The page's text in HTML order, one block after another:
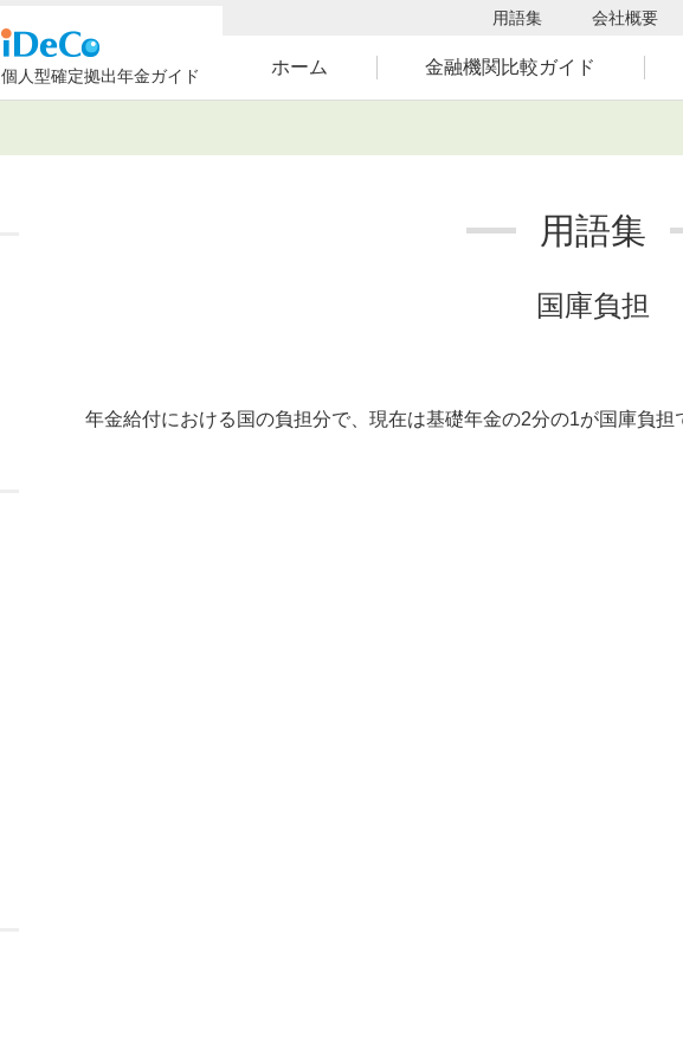
個人型確定拠出年金ガイド
用語集 会社概要
ホーム 金融機関比較ガイド
用語集
国庫負担
年金給付における国の負担分で、現在は基礎年金の2分の1が国庫負担